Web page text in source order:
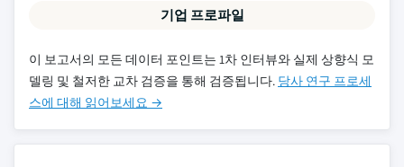
기업 프로파일
이 보고서의 모든 데이터 포인트는 1차 인터뷰와 실제 상향식 모
델링 및 철저한 교차 검증을 통해 검증됩니다. 당사 연구 프로세
스에 대해 읽어보세요 →